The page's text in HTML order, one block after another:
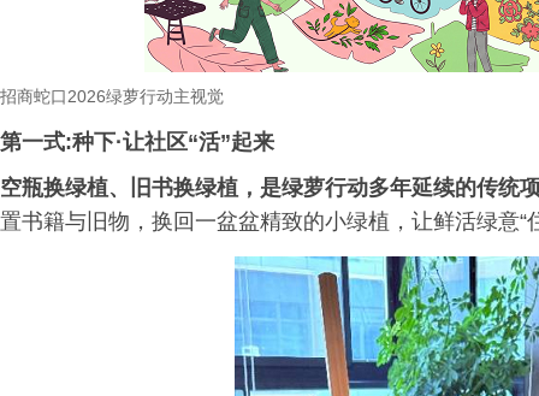
招商蛇口2026绿萝行动主视觉
第一式:种下·让社区“活”起来
空瓶换绿植、旧书换绿植，是绿萝行动多年延续的传统
置书籍与旧物，换回一盆盆精致的小绿植，让鲜活绿意“